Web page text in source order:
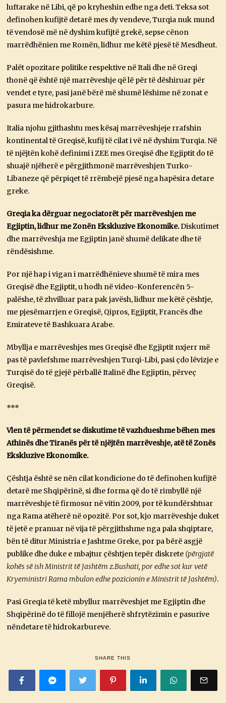
luftarake në Libi, që po kryheshin edhe nga deti. Teksa sot
definohen kufijtë detarë mes dy vendeve, Turqia nuk mund
të vendosë më në dyshim kufijtë grekë, sepse cënon
marrëdhënien me Romën, lidhur me këtë pjesë të Mesdheut.
Palët opozitare politike respektive në Itali dhe në Greqi
thonë që është një marrëveshje që lë për të dëshiruar për
vendet e tyre, pasi janë bërë më shumë lëshime në zonat e
pasura me hidrokarbure.
Italia njohu gjithashtu mes kësaj marrëveshjeje rrafshin
kontinental të Greqisë, kufij të cilat i vë në dyshim Turqia. Në
të njëjtën kohë definimi i ZEE mes Greqisë dhe Egjiptit do të
shuajë njëherë e përgjithmonë marrëveshjen Turko-
Libaneze që përpiqet të rrëmbejë pjesë nga hapësira detare
greke.
Greqia ka dërguar negociatorët për marrëveshjen me
Egjiptin, lidhur me Zonën Ekskluzive Ekonomike.Diskutimet
dhe marrëveshja me Egjiptin janë shumë delikate dhe të
rëndësishme.
Por një hap i vigan i marrëdhënieve shumë të mira mes
Greqisë dhe Egjiptit, u hodh në video-Konferencën 5-
palëshe, të zhvilluar para pak javësh, lidhur me këtë çështje,
me pjesëmarrjen e Greqisë, Qipros, Egjiptit, Francës dhe
Emirateve të Bashkuara Arabe.
Mbyllja e marrëveshjes mes Greqisë dhe Egjiptit nxjerr më
pas të pavlefshme marrëveshjen Turqi-Libi, pasi çdo lëvizje e
Turqisë do të gjejë përballë Italinë dhe Egjiptin, përveç
Greqisë.
***
Vlen të përmendet se diskutime të vazhdueshme bëhen mes
Athinës dhe Tiranës për të njëjtën marrëveshje, atë të Zonës
Ekskluzive Ekonomike.
Çështja është se nën cilat kondicione do të definohen kufijtë
detarë me Shqipërinë, si dhe forma që do të rimbyllë një
marrëveshje të firmosur në vitin 2009, por të kundërshtuar
nga Rama atëherë në opozitë. Por sot, kjo marrëveshje duket
të jetë e pranuar në vija të përgjithshme nga pala shqiptare,
bën të ditur Ministria e Jashtme Greke, por pa bërë asgjë
publike dhe duke e mbajtur çështjen tepër diskrete (përgjatë
kohës së ish Ministrit të Jashtëm z.Bushati, por edhe sot kur vetë
Kryeministri Rama mbulon edhe pozicionin e Ministrit të Jashtëm).
Pasi Greqia të ketë mbyllur marrëveshjet me Egjiptin dhe
Shqipërinë do të fillojë menjëherë shfrytëzimin e pasurive
nëndetare të hidrokarbureve.
SHARE THIS